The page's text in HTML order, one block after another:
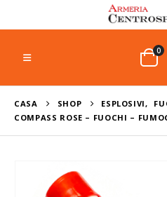
0
CASA SHOP ESPLOSIVI,
COMPASS ROSE – FUOCHI –